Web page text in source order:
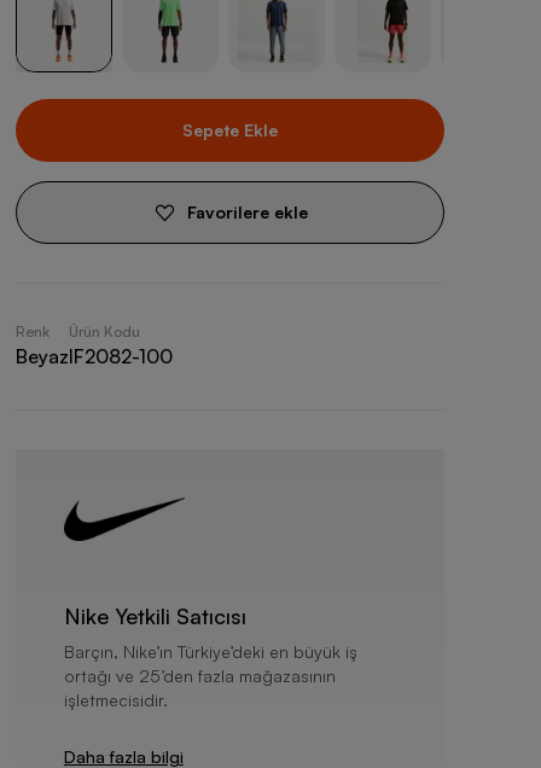
Sepete Ekle
Favorilere ekle
Renk
Beyaz
Ürün Kodu
IF2082-100
Nike Yetkili Satıcısı
Barçın, Nike’ın Türkiye’deki en büyük iş
ortağı ve 25’den fazla mağazasının
işletmecisidir.
Daha fazla bilgi